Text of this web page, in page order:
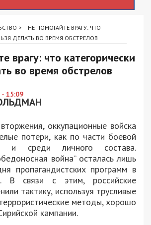
>
НЕ ПОМОГАЙТЕ ВРАГУ: ЧТО
ДЕЛАТЬ ВО ВРЕМЯ ОБСТРЕЛОВ
врагу: что категорически
во время обстрелов
15:09
оккупационные войска
потери, как по части боевой
и среди личного состава.
война” осталась лишь
пропагандистских программ в
В связи с этим, российские
тактику, используя трусливые
методы, хорошо
кампании.